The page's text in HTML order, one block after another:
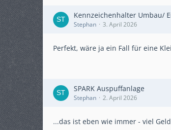
Kennzeichenhalter Umbau/
Stephan 3. April 2026
Perfekt, wäre ja ein Fall für eine
SPARK Auspuffanlage
Stephan 2. April 2026
...das ist eben wie immer - viel